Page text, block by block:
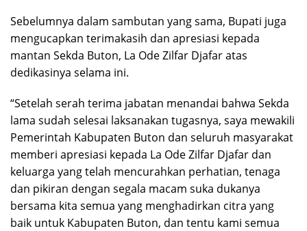
Sebelumnya dalam sambutan yang sama, Bupati juga
mengucapkan terimakasih dan apresiasi kepada
mantan Sekda Buton, La Ode Zilfar Djafar atas
dedikasinya selama ini.
“Setelah serah terima jabatan menandai bahwa Sekda
lama sudah selesai laksanakan tugasnya, saya mewakili
Pemerintah Kabupaten Buton dan seluruh masyarakat
memberi apresiasi kepada La Ode Zilfar Djafar dan
keluarga yang telah mencurahkan perhatian, tenaga
dan pikiran dengan segala macam suka dukanya
bersama kita semua yang menghadirkan citra yang
baik untuk Kabupaten Buton, dan tentu kami semua